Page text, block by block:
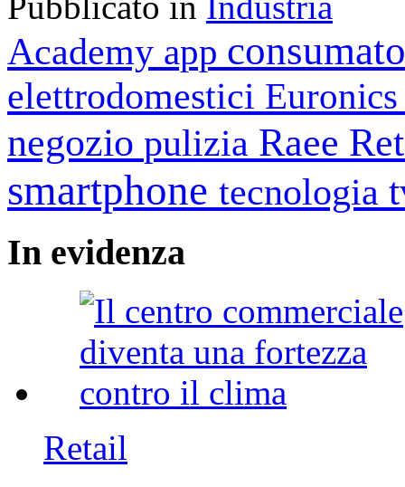
Academy app
elettrodomestici
negozio pulizia Raee
smartphone tecnologia
In evidenza
Retail